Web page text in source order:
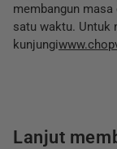
membangun
satu waktu. Untuk
kunjungi
Lanjut